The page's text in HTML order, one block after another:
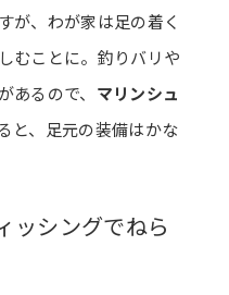
が、わが家は足の着く
むことに。釣りバリや
るので、 マリンシュ
と、足元の装備はかな
ッシングでねら